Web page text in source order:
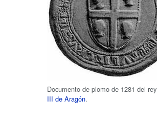
Documento de plomo de 1281 del rey
III de Aragón.